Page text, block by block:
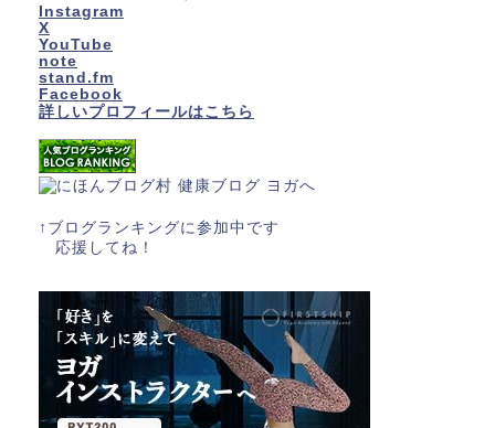
Instagram
X
YouTube
note
stand.fm
Facebook
詳しいプロフィールはこちら
↑ブログランキングに参加中です
応援してね！